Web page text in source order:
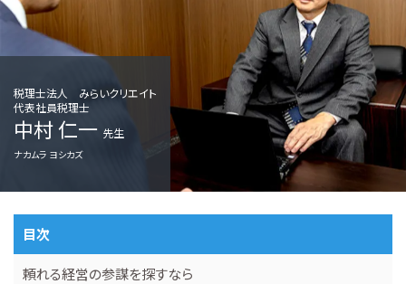
税理士法人 みらいクリエイト
代表社員税理士
中村 仁一 先生
ナカムラ ヨシカズ
目次
頼れる経営の参謀を探すなら